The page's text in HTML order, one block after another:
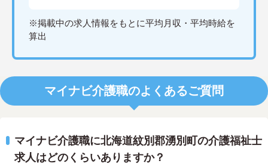
※掲載中の求人情報をもとに平均月収・平均時給を
算出
マイナビ介護職のよくあるご質問
マイナビ介護職に北海道紋別郡湧別町の介護福祉士
求人はどのくらいありますか？